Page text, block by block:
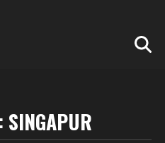
SINGAPUR